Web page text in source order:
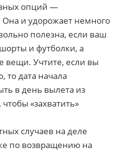
опций —
Она и удорожает немного
полезна, если ваш
и футболки, а
вещи. Учтите, если вы
то дата начала
в день вылета из
«захватить»
случаев на деле
по возвращению на